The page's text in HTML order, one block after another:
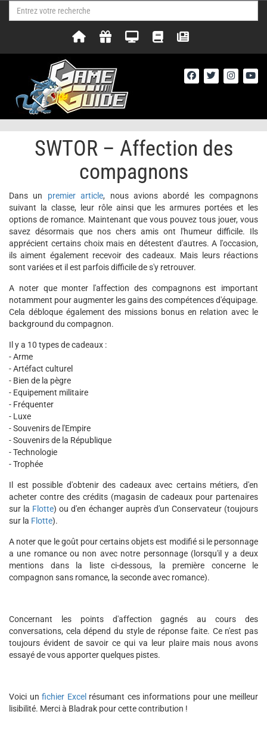
SWTOR – Affection des
compagnons
Dans un premier article, nous avions abordé les compagnons
suivant la classe, leur rôle ainsi que les armures portées et les
options de romance. Maintenant que vous pouvez tous jouer, vous
savez désormais que nos chers amis ont l'humeur difficile. Ils
apprécient certains choix mais en détestent d'autres. A l'occasion,
ils aiment également recevoir des cadeaux. Mais leurs réactions
sont variées et il est parfois difficile de s'y retrouver.
A noter que monter l'affection des compagnons est important
notamment pour augmenter les gains des compétences d'équipage.
Cela débloque également des missions bonus en relation avec le
background du compagnon.
Il y a 10 types de cadeaux :
- Arme
- Artéfact culturel
- Bien de la pègre
- Equipement militaire
- Fréquenter
- Luxe
- Souvenirs de l'Empire
- Souvenirs de la République
- Technologie
- Trophée
Il est possible d'obtenir des cadeaux avec certains métiers, d'en
acheter contre des crédits (magasin de cadeaux pour partenaires
sur la Flotte) ou d'en échanger auprès d'un Conservateur (toujours
sur la Flotte).
A noter que le goût pour certains objets est modifié si le personnage
a une romance ou non avec notre personnage (lorsqu'il y a deux
mentions dans la liste ci-dessous, la première concerne le
compagnon sans romance, la seconde avec romance).
Concernant les points d'affection gagnés au cours des
conversations, cela dépend du style de réponse faite. Ce n'est pas
toujours évident de savoir ce qui va leur plaire mais nous avons
essayé de vous apporter quelques pistes.
Voici unfichier Excel résumant ces informations pour une meilleur
lisibilité. Merci à Bladrak pour cette contribution !